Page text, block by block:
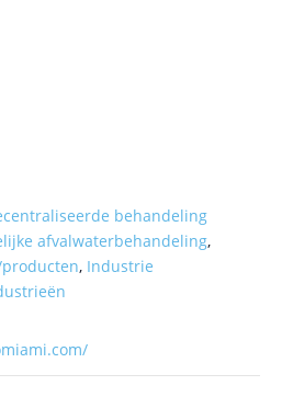
behandeling
afvalwaterbehandeling,
, Industrie